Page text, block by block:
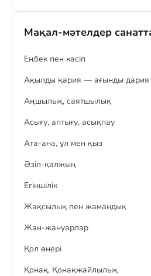
Мақал-мәтелдер
Eңбек пен кәсіп
Ақылды қария — ағынды дария
Аңшылық, саятшылық
Асығу, аптығу, асықпау
Ата-ана, ұл мен қыз
Әзіл-қалжың
Егіншілік
Жақсылық пен жамандық
Жан-жануарлар
Қол өнері
Қонақ, Қонақжайлылық